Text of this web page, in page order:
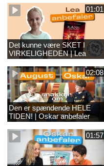
01:01
Det kunne være SKET I
VIRKELIGHEDEN | Lea
anbefaler KANEARKIVERNE
02:08
Den er spændende HELE
TIDEN! | Oskar anbefaler
Ternet Ninja og Den Rustne
Verden
01:57